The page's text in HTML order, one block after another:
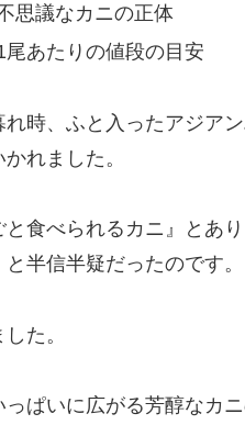
思議なカニの正体
あたりの値段の目安
時、ふと入ったアジア
れました。
食べられるカニ』とあ
半信半疑だったのです。
た。
ぱいに広がる芳醇なカ